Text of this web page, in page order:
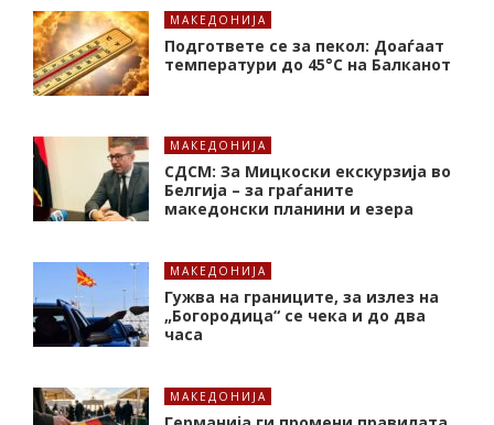
МАКЕДОНИЈА
Подгответе се за пекол: Доаѓаат
температури до 45°C на Балканот
МАКЕДОНИЈА
СДСМ: За Мицкоски екскурзија во
Белгија – за граѓаните
македонски планини и езера
МАКЕДОНИЈА
Гужва на границите, за излез на
„Богородица“ се чека и до два
часа
МАКЕДОНИЈА